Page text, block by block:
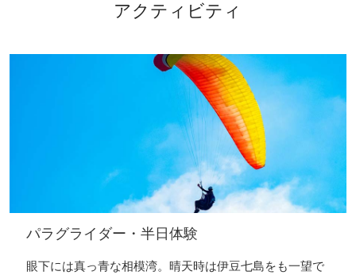
アクティビティ
パラグライダー・半日体験
眼下には真っ青な相模湾。晴天時は伊豆七島をも一望で